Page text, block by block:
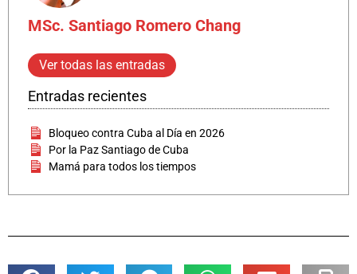
MSc. Santiago Romero Chang
Ver todas las entradas
Entradas recientes
Bloqueo contra Cuba al Día en 2026
Por la Paz Santiago de Cuba
Mamá para todos los tiempos